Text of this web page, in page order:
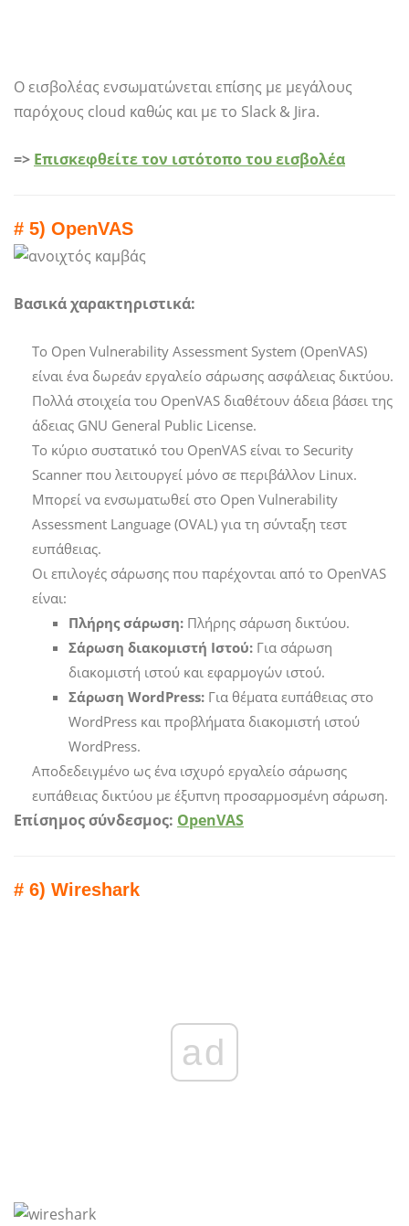
Ο εισβολέας ενσωματώνεται επίσης με μεγάλους
παρόχους cloud καθώς και με το Slack & Jira.
=> Επισκεφθείτε τον ιστότοπο του εισβολέα
# 5) OpenVAS
Βασικά χαρακτηριστικά:
Το Open Vulnerability Assessment System (OpenVAS)
είναι ένα δωρεάν εργαλείο σάρωσης ασφάλειας δικτύου.
Πολλά στοιχεία του OpenVAS διαθέτουν άδεια βάσει της
άδειας GNU General Public License.
Το κύριο συστατικό του OpenVAS είναι το Security
Scanner που λειτουργεί μόνο σε περιβάλλον Linux.
Μπορεί να ενσωματωθεί στο Open Vulnerability
Assessment Language (OVAL) για τη σύνταξη τεστ
ευπάθειας.
Οι επιλογές σάρωσης που παρέχονται από το OpenVAS
είναι:
Πλήρης σάρωση: Πλήρης σάρωση δικτύου.
Σάρωση διακομιστή Ιστού: Για σάρωση
διακομιστή ιστού και εφαρμογών ιστού.
Σάρωση WordPress: Για θέματα ευπάθειας στο
WordPress και προβλήματα διακομιστή ιστού
WordPress.
Αποδεδειγμένο ως ένα ισχυρό εργαλείο σάρωσης
ευπάθειας δικτύου με έξυπνη προσαρμοσμένη σάρωση.
Επίσημος σύνδεσμος: OpenVAS
# 6) Wireshark
ad